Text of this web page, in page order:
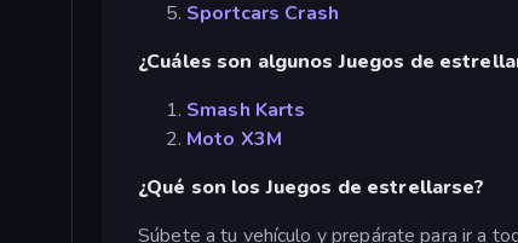
Sportcars Crash
¿Cuáles son algunos Juegos de
Smash Karts
Moto X3M
¿Qué son los Juegos de estrellarse?
Súbete a tu vehículo y prepárate para ir a